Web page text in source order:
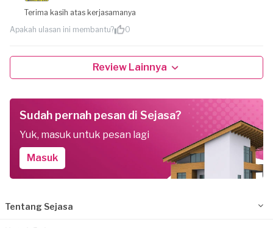
Terima kasih atas kerjasamanya
Apakah ulasan ini membantu?
0
Review Lainnya
Sudah pernah pesan di Sejasa?
Yuk, masuk untuk pesan lagi
Masuk
Tentang Sejasa